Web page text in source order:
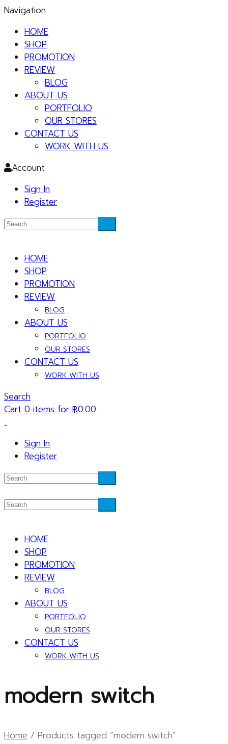
Navigation
HOME
SHOP
PROMOTION
REVIEW
BLOG
ABOUT US
PORTFOLIO
OUR STORES
CONTACT US
WORK WITH US
Account
Sign In
Register
HOME
SHOP
PROMOTION
REVIEW
BLOG
ABOUT US
PORTFOLIO
OUR STORES
CONTACT US
WORK WITH US
Search
Cart 0 items for ฿0.00
Sign In
Register
HOME
SHOP
PROMOTION
REVIEW
BLOG
ABOUT US
PORTFOLIO
OUR STORES
CONTACT US
WORK WITH US
modern switch
Home / Products tagged “modern switch”